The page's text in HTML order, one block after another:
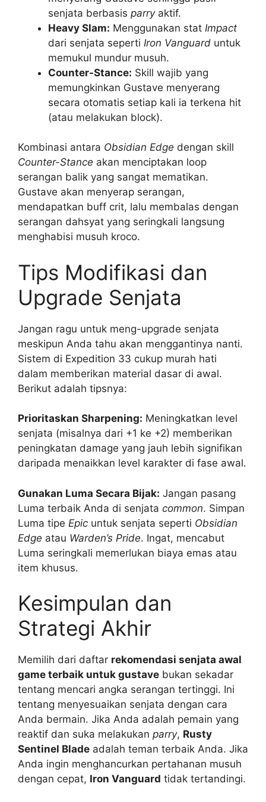
senjata berbasis parryaktif.
Heavy Slam: Menggunakan stat Impact
dari senjata seperti Iron Vanguard untuk
memukul mundur musuh.
Counter-Stance: Skill wajib yang
memungkinkan Gustave menyerang
secara otomatis setiap kali ia terkena hit
(atau melakukan block).
Kombinasi antara Obsidian Edge dengan skill
Counter-Stance akan menciptakan loop
serangan balik yang sangat mematikan.
Gustave akan menyerap serangan,
mendapatkan buff crit, lalu membalas dengan
serangan dahsyat yang seringkali langsung
menghabisi musuh kroco.
Tips Modifikasi dan
Upgrade Senjata
Jangan ragu untuk meng-upgrade senjata
meskipun Anda tahu akan menggantinya nanti.
Sistem di Expedition 33 cukup murah hati
dalam memberikan material dasar di awal.
Berikut adalah tipsnya:
Prioritaskan Sharpening: Meningkatkan level
senjata (misalnya dari +1 ke +2) memberikan
peningkatan damage yang jauh lebih signifikan
daripada menaikkan level karakter di fase awal.
Gunakan Luma Secara Bijak: Jangan pasang
Luma terbaik Anda di senjata common. Simpan
Luma tipe Epic untuk senjata seperti Obsidian
Edge atau Warden’s Pride. Ingat, mencabut
Luma seringkali memerlukan biaya emas atau
item khusus.
Kesimpulan dan
Strategi Akhir
Memilih dari daftar rekomendasi senjata awal
game terbaik untuk gustave bukan sekadar
tentang mencari angka serangan tertinggi. Ini
tentang menyesuaikan senjata dengan cara
Anda bermain. Jika Anda adalah pemain yang
reaktif dan suka melakukan parry, Rusty
Sentinel Blade adalah teman terbaik Anda. Jika
Anda ingin menghancurkan pertahanan musuh
dengan cepat, Iron Vanguard tidak tertandingi.